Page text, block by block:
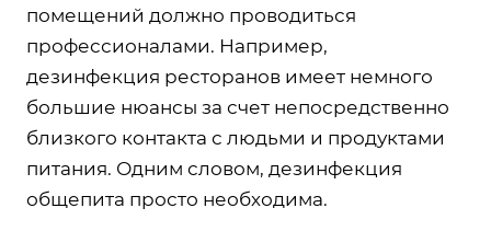
помещений должно проводиться
профессионалами. Например,
дезинфекция ресторанов имеет немного
большие нюансы за счет непосредственно
близкого контакта с людьми и продуктами
питания. Одним словом, дезинфекция
общепита просто необходима.